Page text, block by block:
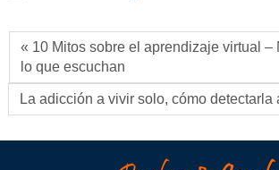
« 10 Mitos sobre el aprendizaje virtual –
lo que escuchan
La adicción a vivir solo, cómo detectarla